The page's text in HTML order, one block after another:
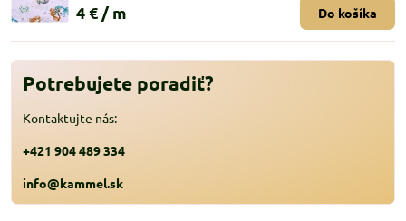
4 € / m Do košíka
Potrebujete poradiť?
Kontaktujte nás:
+421 904 489 334
info@kammel.sk